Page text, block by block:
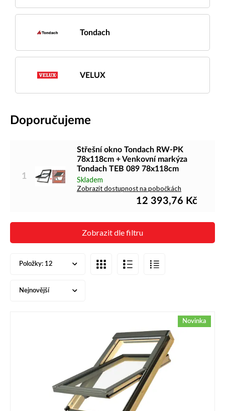
Tondach
VELUX
Doporučujeme
1
Střešní okno Tondach RW-PK
78x118cm + Venkovní markýza
Tondach TEB 089 78x118cm
Skladem
Zobrazit dostupnost na pobočkách
12 393,76 Kč
Zobrazit dle filtru
Položky: 12
Nejnovější
Novinka